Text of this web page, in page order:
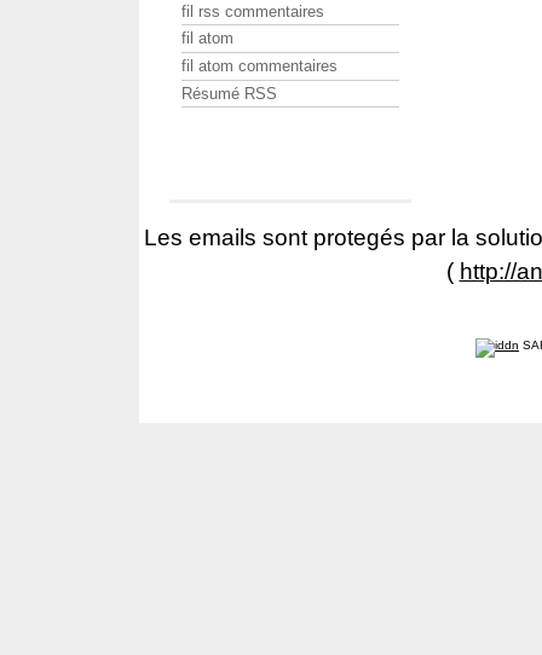
fil rss commentaires
fil atom
fil atom commentaires
Résumé RSS
Les emails sont protegés par la
( http://